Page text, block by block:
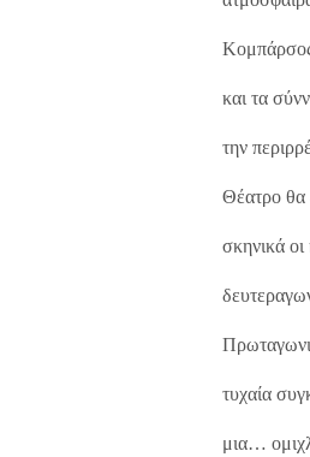
και τα
την
Θέατρο θα
σκηνικά
τυχαία
μια…